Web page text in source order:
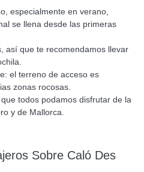
especialmente en verano,
se llena desde las primeras
así que te recomendamos llevar
el terreno de acceso es
zonas rocosas.
todos podamos disfrutar de la
y de Mallorca.
Sobre Caló Des